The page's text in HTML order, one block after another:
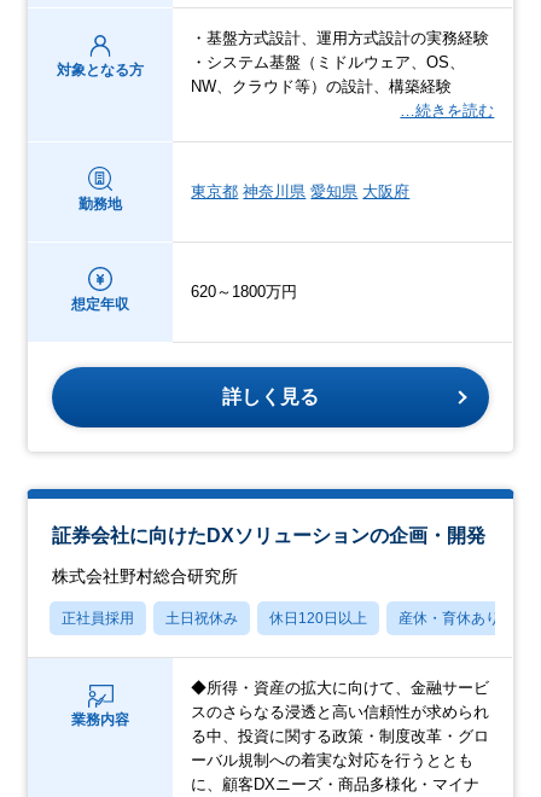
対象となる方
・基盤方式設計、運用方式設計の実務経験
・システム基盤（ミドルウェア、OS、
NW、クラウド等）の設計、構築経験
…続きを読む
勤務地
東京都 神奈川県 愛知県 大阪府
想定年収
620～1800万円
詳しく見る
証券会社に向けたDXソリューションの企画・開発
株式会社野村総合研究所
正社員採用 土日祝休み 休日120日以上 産休・育休あり
業務内容
◆所得・資産の拡大に向けて、金融サービ
スのさらなる浸透と高い信頼性が求められ
る中、投資に関する政策・制度改革・グロ
ーバル規制への着実な対応を行うととも
に、顧客DXニーズ・商品多様化・マイナ